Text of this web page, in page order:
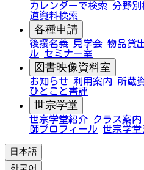
カレンダーで検索 分野別
道資料検索
各種申請
後援名義 見学会 物品貸
ル セミナー室
図書映像資料室
お知らせ 利用案内 所蔵
ひとこと書評
世宗学堂
世宗学堂紹介 クラス案内
師プロフィール 世宗学堂
日本語
한국어